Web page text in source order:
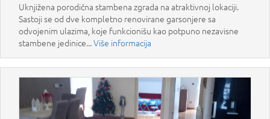
Uknjižena porodična stambena zgrada na atraktivnoj lokaciji.
Sastoji se od dve kompletno renovirane garsonjere sa
odvojenim ulazima, koje funkcionišu kao potpuno nezavisne
stambene jedinice...Više informacija